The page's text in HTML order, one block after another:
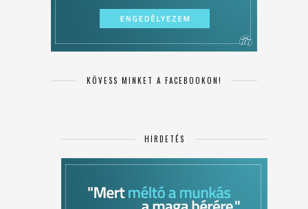
KÖVESS MINKET A FACEBOOKON!
HIRDETÉS